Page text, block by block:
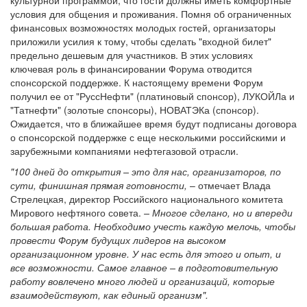
условия для общения и проживания. Помня об ограниченных
финансовых возможностях молодых гостей, организаторы
приложили усилия к тому, чтобы сделать "входной билет"
предельно дешевым для участников. В этих условиях
ключевая роль в финансировании Форума отводится
спонсорской поддержке. К настоящему времени Форум
получил ее от "РуссНефти" (платиновый спонсор), ЛУКОЙЛа и
"Татнефти" (золотые спонсоры), НОВАТЭКа (спонсор).
Ожидается, что в ближайшее время будут подписаны договора
о спонсорской поддержке с еще несколькими российскими и
зарубежными компаниями нефтегазовой отрасли.
"100 дней до открытия – это для нас, организаторов, по
сути, финишная прямая готовности, – отмечает Влада
Стрелецкая, директор Российского национального комитета
Мирового нефтяного совета. – Многое сделано, но и впереди
большая работа. Необходимо учесть каждую мелочь, чтобы
провести Форум будущих лидеров на высоком
организационном уровне. У нас есть для этого и опыт, и
все возможности. Самое главное – в подготовительную
работу вовлечено много людей и организаций, которые
взаимодействуют, как единый организм".